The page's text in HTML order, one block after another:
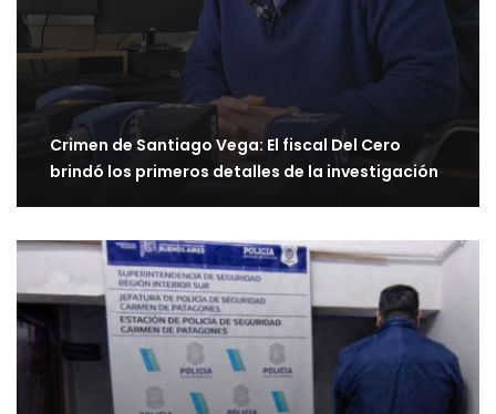
Crimen de Santiago Vega: El fiscal Del Cero
brindó los primeros detalles de la investigación